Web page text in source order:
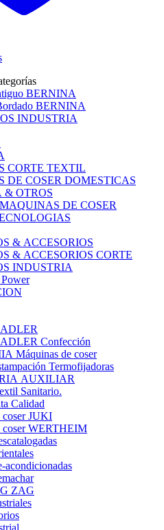
BERNINA
BERNINA
INDUSTRIA
CORTE TEXTIL
DE COSER DOMESTICAS
& OTROS
DE COSER
& ACCESORIOS
& ACCESORIOS CORTE
INDUSTRIA
Confección
Máquinas de coser
Termofijadoras
AUXILIAR
Sanitario.
Calidad
coser JUKI
coser WERTHEIM
acondicionadas
ZAG